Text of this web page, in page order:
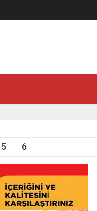
5 6